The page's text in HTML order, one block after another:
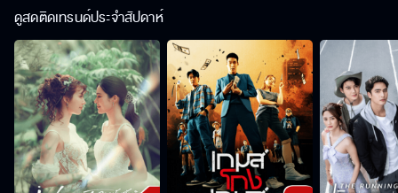
ดูสดติดเทรนด์ประจำสัปดาห์